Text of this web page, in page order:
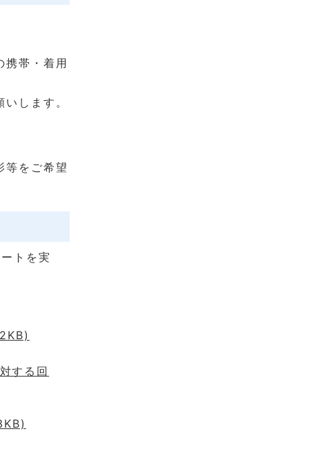
携帯・着用
します。
等をご希望
トを実
する回